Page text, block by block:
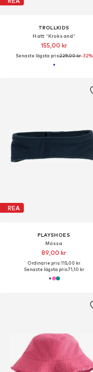
TROLLKIDS
Hatt 'Kroksand'
155,00 kr
Senaste lägsta pris:229,00 kr-32%
REA
PLAYSHOES
Mössa
89,00 kr
Ordinarie pris: 115,00 kr
Senaste lägsta pris:71,10 kr